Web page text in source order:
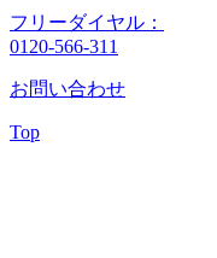
フリーダイヤル：
0120-566-311
お問い合わせ
Top